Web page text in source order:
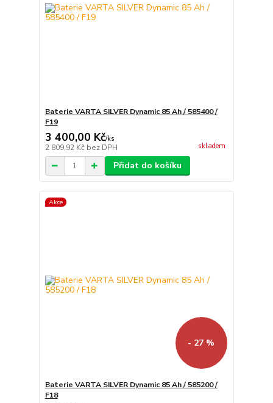
Baterie VARTA SILVER Dynamic 85 Ah / 585400 /
F19
3 400,00 Kč/ks
2 809,92 Kč bez DPH skladem
Přidat do košíku
Akce
- 27 %
Baterie VARTA SILVER Dynamic 85 Ah / 585200 /
F18